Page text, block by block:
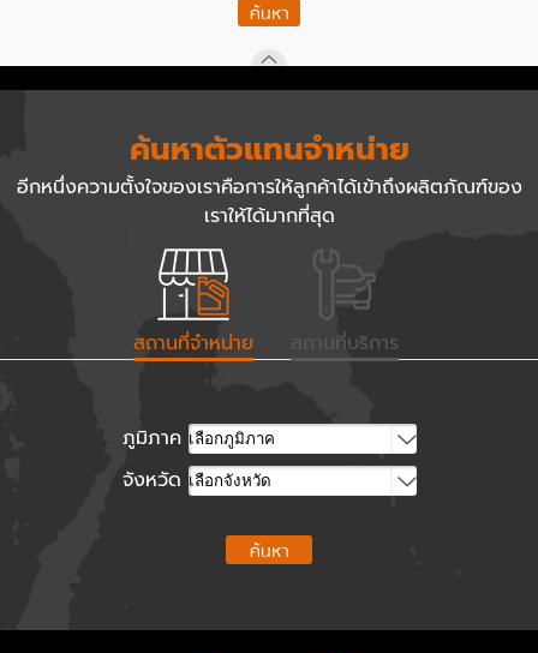
ค้นหา
ค้นหาตัวแทนจำหน่าย
อีกหนึ่งความตั้งใจของเราคือการให้ลูกค้าได้เข้าถึงผลิตภัณฑ์ของ
เราให้ได้มากที่สุด
สถานที่จำหน่าย สถานที่บริการ
ภูมิภาค
จังหวัด
ค้นหา